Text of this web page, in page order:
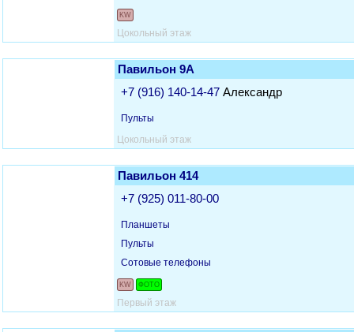
KW
Цокольный этаж
Павильон 9А
+7 (916) 140-14-47 Александр
Пульты
Цокольный этаж
Павильон 414
+7 (925) 011-80-00
Планшеты
Пульты
Сотовые телефоны
KW ФОТО
Первый этаж